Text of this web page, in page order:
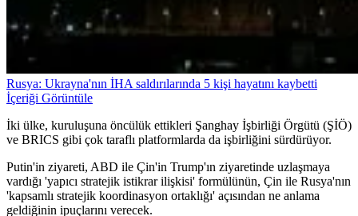
Rusya: Ukrayna'nın İHA saldırılarında 5 kişi hayatını kaybetti
İçeriği Görüntüle
İki ülke, kuruluşuna öncülük ettikleri Şanghay İşbirliği Örgütü (ŞİÖ)
ve BRICS gibi çok taraflı platformlarda da işbirliğini sürdürüyor.
Putin'in ziyareti, ABD ile Çin'in Trump'ın ziyaretinde uzlaşmaya
vardığı 'yapıcı stratejik istikrar ilişkisi' formülünün, Çin ile Rusya'nın
'kapsamlı stratejik koordinasyon ortaklığı' açısından ne anlama
geldiğinin ipuçlarını verecek.